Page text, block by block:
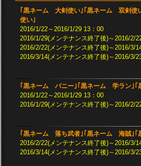
｢黒ネーム 大剣使い｣｢黒ネーム 双剣
使い｣
2016/1/22～2016/1/29 13：00
2016/1/29(メンテナンス終了後)～2016/2/
2016/2/22(メンテナンス終了後)～2016/3/
2016/3/14(メンテナンス終了後)～2016/3/
｢黒ネーム バニー｣｢黒ネーム 学ラン｣
2016/1/22～2016/1/29 13：00
2016/1/29(メンテナンス終了後)～2016/2/
｢黒ネーム 落ち武者｣｢黒ネーム 海賊｣
2016/2/22(メンテナンス終了後)～2016/3/
2016/3/14(メンテナンス終了後)～2016/3/